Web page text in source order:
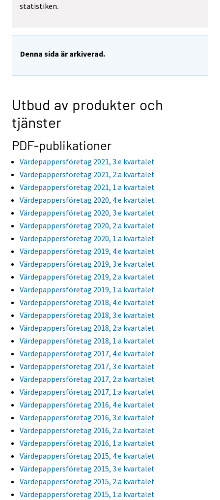
statistiken.
Denna sida är arkiverad.
Utbud av produkter och
tjänster
PDF-publikationer
Värdepappersföretag 2021, 3:e kvartalet
Värdepappersföretag 2021, 2:a kvartalet
Värdepappersföretag 2021, 1:a kvartalet
Värdepappersföretag 2020, 4:e kvartalet
Värdepappersföretag 2020, 3:e kvartalet
Värdepappersföretag 2020, 2:a kvartalet
Värdepappersföretag 2020, 1:a kvartalet
Värdepappersföretag 2019, 4:e kvartalet
Värdepappersföretag 2019, 3:e kvartalet
Värdepappersföretag 2019, 2:a kvartalet
Värdepappersföretag 2019, 1:a kvartalet
Värdepappersföretag 2018, 4:e kvartalet
Värdepappersföretag 2018, 3:e kvartalet
Värdepappersföretag 2018, 2:a kvartalet
Värdepappersföretag 2018, 1:a kvartalet
Värdepappersföretag 2017, 4:e kvartalet
Värdepappersföretag 2017, 3:e kvartalet
Värdepappersföretag 2017, 2:a kvartalet
Värdepappersföretag 2017, 1:a kvartalet
Värdepappersföretag 2016, 4:e kvartalet
Värdepappersföretag 2016, 3:e kvartalet
Värdepappersföretag 2016, 2:a kvartalet
Värdepappersföretag 2016, 1:a kvartalet
Värdepappersföretag 2015, 4:e kvartalet
Värdepappersföretag 2015, 3:e kvartalet
Värdepappersföretag 2015, 2:a kvartalet
Värdepappersföretag 2015, 1:a kvartalet